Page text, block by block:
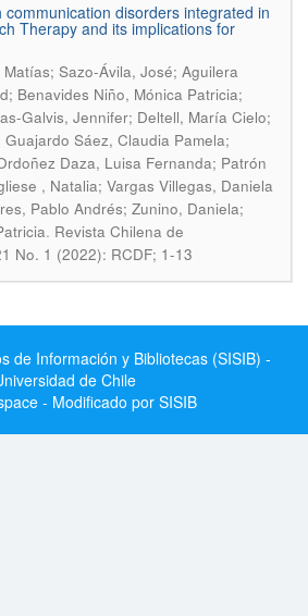
communication disorders integrated in
Therapy and its implications for
Sazo-Ávila, José; Aguilera
Benavides Niño, Mónica Patricia;
Galvis, Jennifer; Deltell, María Cielo;
Sáez, Claudia Pamela;
Daza, Luisa Fernanda; Patrón
, Natalia; Vargas Villegas, Daniela
Pablo Andrés; Zunino, Daniela;
. Revista Chilena de
No. 1 (2022): RCDF; 1-13
de Información y Bibliotecas (SISIB) -
de Chile
- Modificado por SISIB